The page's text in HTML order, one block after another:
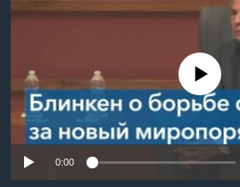
СОЦИАЛЬНЫЕ СЕТИ
Языки
No media source
0:00